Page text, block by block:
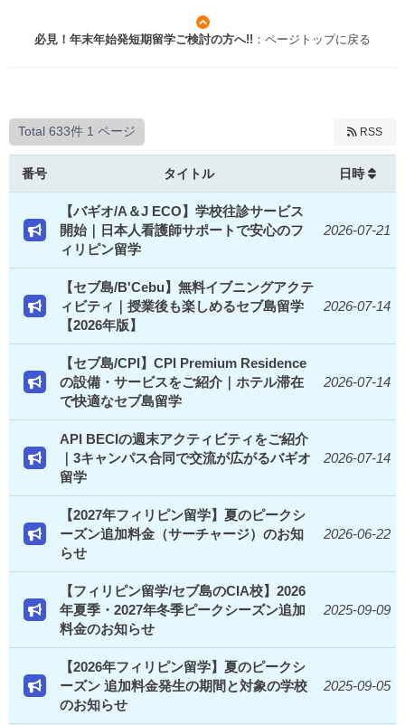
必見！年末年始発短期留学ご検討の方へ!! ：ページトップに戻る
Total 633件 1 ページ RSS
番号 タイトル 日時
【バギオ/A＆J ECO】学校往診サービス
開始｜日本人看護師サポートで安心のフ
ィリピン留学
2026-07-21
【セブ島/B'Cebu】無料イブニングアクテ
ィビティ｜授業後も楽しめるセブ島留学
【2026年版】
2026-07-14
【セブ島/CPI】CPI Premium Residence
の設備・サービスをご紹介｜ホテル滞在
で快適なセブ島留学
2026-07-14
API BECIの週末アクティビティをご紹介
｜3キャンパス合同で交流が広がるバギオ
留学
2026-07-14
【2027年フィリピン留学】夏のピークシ
ーズン追加料金（サーチャージ）のお知
らせ
2026-06-22
【フィリピン留学/セブ島のCIA校】2026
年夏季・2027年冬季ピークシーズン追加
料金のお知らせ
2025-09-09
【2026年フィリピン留学】夏のピークシ
ーズン 追加料金発生の期間と対象の学校
のお知らせ
2025-09-05